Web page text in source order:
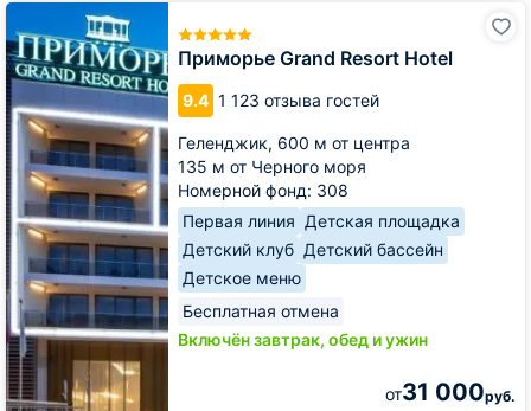
Приморье Grand Resort Hotel
9.4 1 123 отзыва гостей
Геленджик, 600 м от центра
135 м от Черного моря
Номерной фонд: 308
Первая линия Детская площадка
Детский клуб Детский бассейн
Детское меню
Бесплатная отмена
Включён завтрак, обед и ужин
от31 000руб.
Приморье
Grand
Resort
Hotel